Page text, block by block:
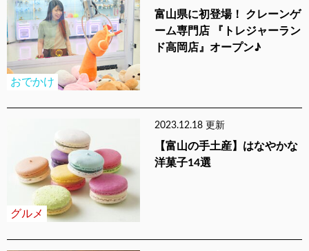
おでかけ
富山県に初登場！ クレーンゲ
ーム専門店 『トレジャーラン
ド高岡店』オープン♪
グルメ
2023.12.18 更新
【富山の手土産】はなやかな
洋菓子14選